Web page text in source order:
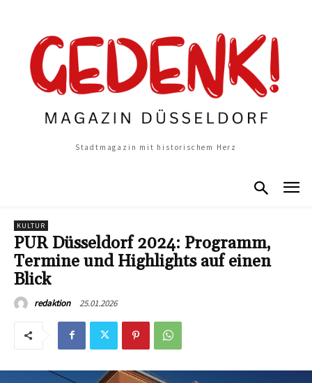
Stadtmagazin mit historischem Herz
KULTUR
PUR Düsseldorf 2024: Programm,
Termine und Highlights auf einen
Blick
redaktion 25.01.2026